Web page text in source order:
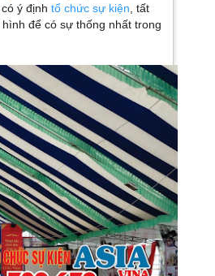
ý định tổ chức sự kiện , tất
để có sự thống nhất trong